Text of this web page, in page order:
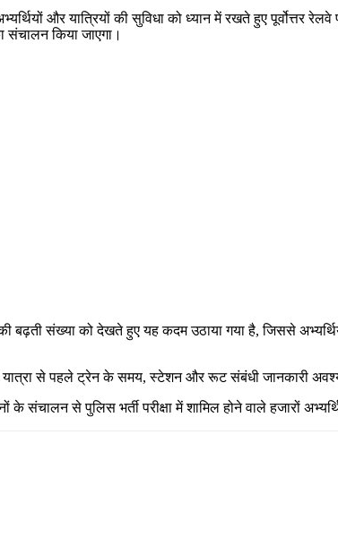
और यात्रियों की सुविधा को ध्यान में रखते हुए
संचालन किया जाएगा।
की बढ़ती संख्या को देखते हुए यह कदम उठाया गया है, जिससे
यात्रा से पहले ट्रेन के समय, स्टेशन और रूट संबंधी जानकारी
संचालन से पुलिस भर्ती परीक्षा में शामिल होने वाले हजारों